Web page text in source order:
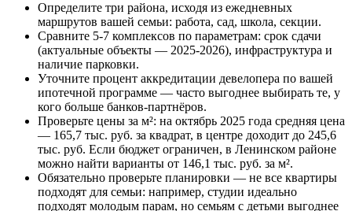
Определите три района, исходя из ежедневных
маршрутов вашей семьи: работа, сад, школа, секции.
Сравните 5-7 комплексов по параметрам: срок сдачи
(актуальные объекты — 2025-2026), инфраструктура и
наличие парковки.
Уточните процент аккредитации девелопера по вашей
ипотечной программе — часто выгоднее выбирать те, у
кого больше банков-партнёров.
Проверьте цены за м²: на октябрь 2025 года средняя цена
— 165,7 тыс. руб. за квадрат, в центре доходит до 245,6
тыс. руб. Если бюджет ограничен, в Ленинском районе
можно найти варианты от 146,1 тыс. руб. за м².
Обязательно проверьте планировки — не все квартиры
подходят для семьи: например, студии идеально
подходят молодым парам, но семьям с детьми выгоднее